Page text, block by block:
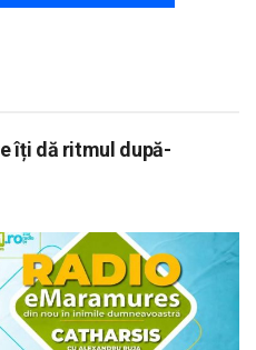
îți dă ritmul după-